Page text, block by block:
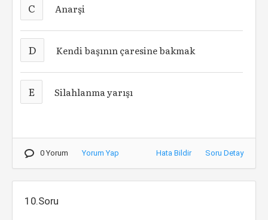
C Anarşi
D Kendi başının çaresine bakmak
E Silahlanma yarışı
0 Yorum Yorum Yap Hata Bildir Soru Detay
10.Soru